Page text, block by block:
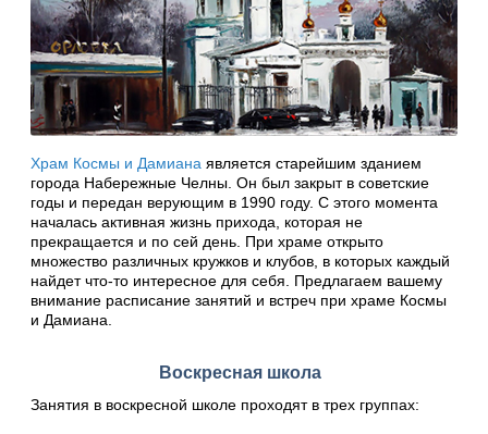
Храм Космы и Дамиана является старейшим зданием
города Набережные Челны. Он был закрыт в советские
годы и передан верующим в 1990 году. С этого момента
началась активная жизнь прихода, которая не
прекращается и по сей день. При храме открыто
множество различных кружков и клубов, в которых каждый
найдет что-то интересное для себя. Предлагаем вашему
внимание расписание занятий и встреч при храме Космы
и Дамиана.
Воскресная школа
Занятия в воскресной школе проходят в трех группах: